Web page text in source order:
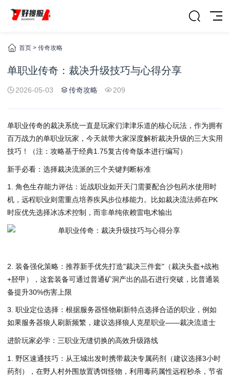
首页 > 传奇攻略
单职业传奇：裁决升级技巧与心得分享
2026-05-03 传奇攻略 209
单职业传奇的裁决系统一直是玩家们津津乐道的核心玩法，作为拥有
百万战力的单职业玩家，今天就带大家深度解析裁决升级的三大实用
技巧！（注：攻略基于经典1.75复古传奇版本进行编写）
新手必看：选择裁决流派的三个关键判断标准
1. 角色生存能力评估：近战职业如开天门需要配合沙包药水使用时
机，远程职业则需重点培养疾风步位移能力。比如裁决流法师在PK
时应优先选择冰冻术控制，而非单纯依赖雷电术输出
2. 装备强化策略：推荐新手优先打造"裁决三件套"（裁决头盔+战袍
+胫甲），这套装备可通过普通矿洞产出的晶石进行突破，比普通装
备提升30%伤害上限
3. 职业定位选择：根据服务器怪物刷新特点选择合适的职业，例如
如果服务器狼人刷新频繁，建议选择狼人克星职业——裁决流道士
进阶玩家必学：三职业无缝切换的高效升级路线
1. 野区速通技巧：从王城出发时携带裁决专属药剂（建议选择3小时
药剂），在野人村外围放置诱饵怪物，利用毒药属性远程秒杀，节省